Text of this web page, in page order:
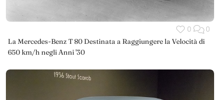
0 0
La Mercedes-Benz T 80 Destinata a Raggiungere la Velocità di
650 km/h negli Anni '30